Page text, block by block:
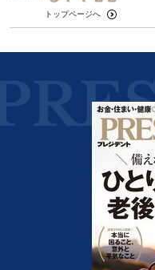
トップページへ